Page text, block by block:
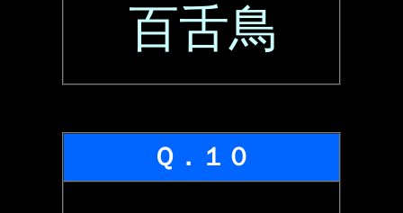
百舌鳥
Ｑ．１０